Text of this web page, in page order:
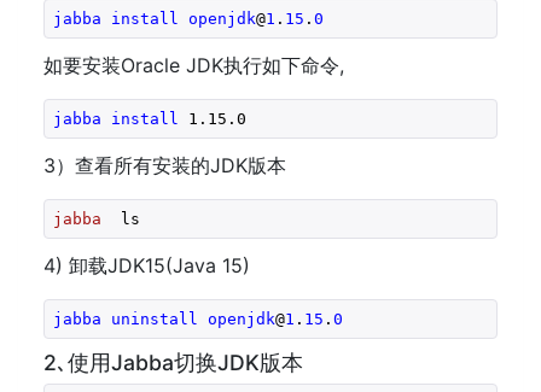
jabba install openjdk@1 . 15 . 0
如要安装Oracle JDK执行如下命令,
jabba install 1 .15 .0
3）查看所有安装的JDK版本
jabba
  ls
4) 卸载JDK15(Java 15)
jabba uninstall openjdk@1 . 15 . 0
2､使用Jabba切换JDK版本